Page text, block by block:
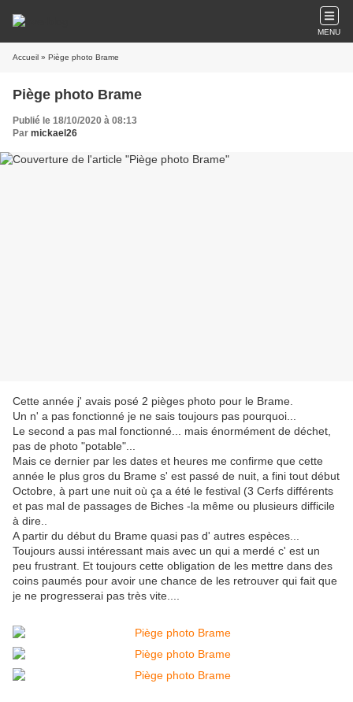
MENU
Accueil » Piège photo Brame
Piège photo Brame
Publié le 18/10/2020 à 08:13
Par mickael26
Cette année j' avais posé 2 pièges photo pour le Brame.
Un n' a pas fonctionné je ne sais toujours pas pourquoi...
Le second a pas mal fonctionné... mais énormément de déchet,
pas de photo "potable"...
Mais ce dernier par les dates et heures me confirme que cette
année le plus gros du Brame s' est passé de nuit, a fini tout début
Octobre, à part une nuit où ça a été le festival (3 Cerfs différents
et pas mal de passages de Biches -la même ou plusieurs difficile
à dire..
A partir du début du Brame quasi pas d' autres espèces...
Toujours aussi intéressant mais avec un qui a merdé c' est un
peu frustrant. Et toujours cette obligation de les mettre dans des
coins paumés pour avoir une chance de les retrouver qui fait que
je ne progresserai pas très vite....